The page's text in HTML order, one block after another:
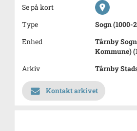
Se på kort
Type
Sogn (1000-
Enhed
Tårnby
Kommune)
Arkiv
Tårnby
Kontakt arkivet